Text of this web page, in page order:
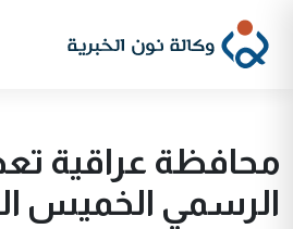
محافظة عراقية
الرسمي الخميس